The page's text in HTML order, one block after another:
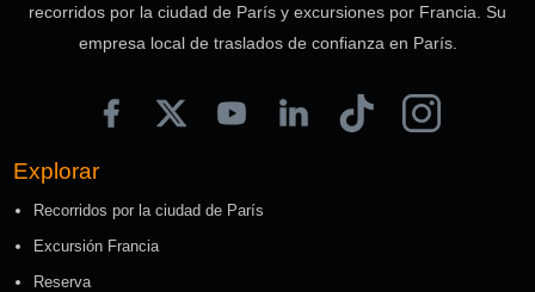
recorridos por la ciudad de París y excursiones por Francia. Su
empresa local de traslados de confianza en París.
Explorar
Recorridos por la ciudad de París
Excursión Francia
Reserva